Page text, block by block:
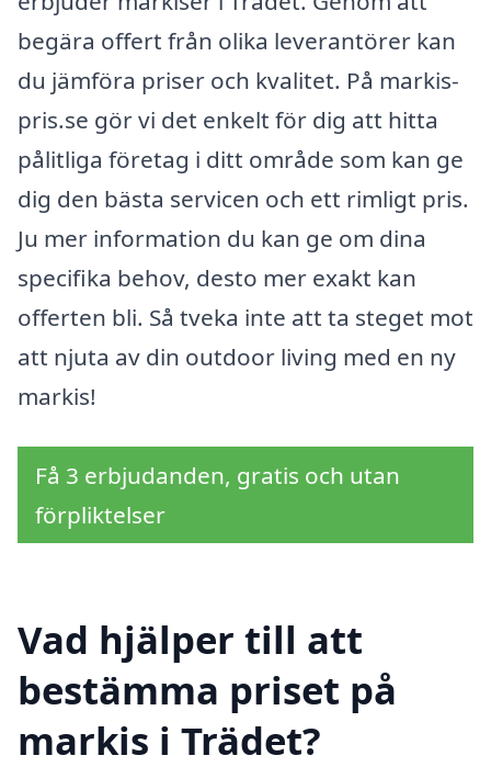
begära offert från olika leverantörer kan
du jämföra priser och kvalitet. På markis-
pris.se gör vi det enkelt för dig att hitta
pålitliga företag i ditt område som kan ge
dig den bästa servicen och ett rimligt pris.
Ju mer information du kan ge om dina
specifika behov, desto mer exakt kan
offerten bli. Så tveka inte att ta steget mot
att njuta av din outdoor living med en ny
markis!
Få 3 erbjudanden, gratis och utan
förpliktelser
Vad hjälper till att
bestämma priset på
markis i Trädet?